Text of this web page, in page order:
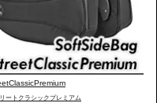
ートクラシックプレミアム